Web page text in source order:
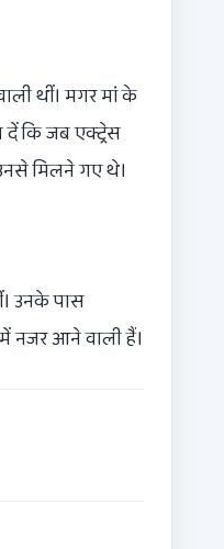
थीं। मगर मां के
दें कि जब एक्ट्रेस
मिलने गए थे।
उनके पास
आने वाली हैं।